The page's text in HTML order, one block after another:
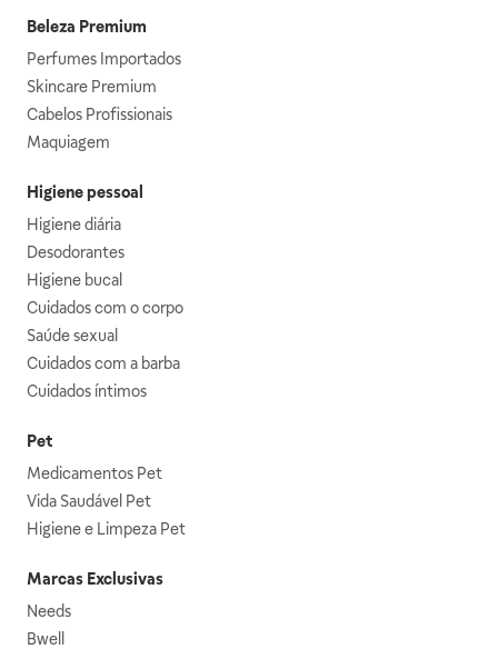
Beleza Premium
Perfumes Importados
Skincare Premium
Cabelos Profissionais
Maquiagem
Higiene pessoal
Higiene diária
Desodorantes
Higiene bucal
Cuidados com o corpo
Saúde sexual
Cuidados com a barba
Cuidados íntimos
Pet
Medicamentos Pet
Vida Saudável Pet
Higiene e Limpeza Pet
Marcas Exclusivas
Needs
Bwell